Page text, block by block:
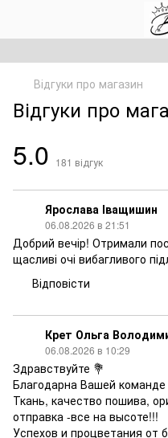
Відгуки про магазин
Відгуки про
5.0 181 відгук
Ярослава Іващишин
06.08.2026 в 21:51
Добрий вечір! Отримали
щасливі очі вибагливого
Відповісти
Крет Ольга
06.08.2026 в 10:29
Здравствуйте 💐
Благодарна Вашей
Ткань, качество пошива,
отправка -все на высоте!!!
Успехов и процветания от